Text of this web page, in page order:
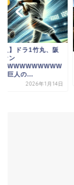
人】ドラ1竹丸、阪
ァン
巨人の...
2026年1月14日